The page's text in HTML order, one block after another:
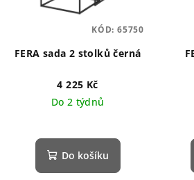
FERA sada 2 stolků černá
4 225 Kč
Do 2 týdnů
Do košíku
KÓD: 65750